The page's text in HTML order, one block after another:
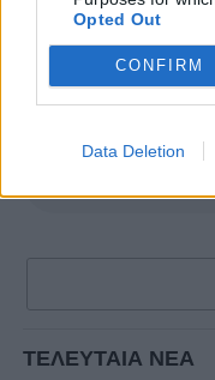
Opted Out
CONFIRM
Data Deletion
πως και το
ανταγωνιστικό,
φίλων του
στιγμές.
ΤΕΛΕΥΤΑΙΑ ΝΕΑ